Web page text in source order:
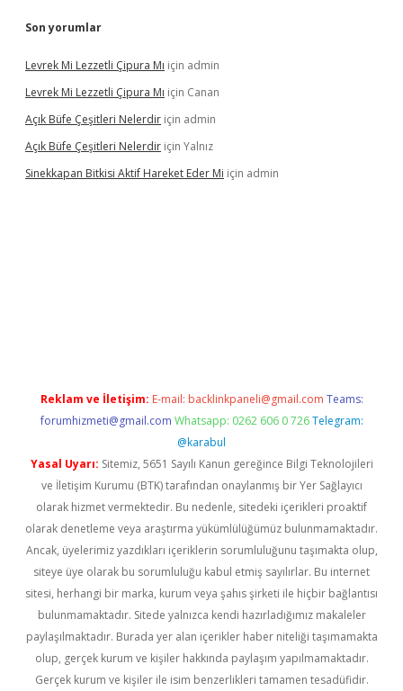
Son yorumlar
Levrek Mi Lezzetli Çipura Mı için admin
Levrek Mi Lezzetli Çipura Mı için Canan
Açık Büfe Çeşitleri Nelerdir için admin
Açık Büfe Çeşitleri Nelerdir için Yalnız
Sinekkapan Bitkisi Aktif Hareket Eder Mi için admin
Reklam ve İletişim: E-mail: backlinkpaneli@gmail.com Teams:
forumhizmeti@gmail.com Whatsapp: 0262 606 0 726 Telegram:
@karabul
Yasal Uyarı: Sitemiz, 5651 Sayılı Kanun gereğince Bilgi Teknolojileri
ve İletişim Kurumu (BTK) tarafından onaylanmış bir Yer Sağlayıcı
olarak hizmet vermektedir. Bu nedenle, sitedeki içerikleri proaktif
olarak denetleme veya araştırma yükümlülüğümüz bulunmamaktadır.
Ancak, üyelerimiz yazdıkları içeriklerin sorumluluğunu taşımakta olup,
siteye üye olarak bu sorumluluğu kabul etmiş sayılırlar. Bu internet
sitesi, herhangi bir marka, kurum veya şahıs şirketi ile hiçbir bağlantısı
bulunmamaktadır. Sitede yalnızca kendi hazırladığımız makaleler
paylaşılmaktadır. Burada yer alan içerikler haber niteliği taşımamakta
olup, gerçek kurum ve kişiler hakkında paylaşım yapılmamaktadır.
Gerçek kurum ve kişiler ile isim benzerlikleri tamamen tesadüfidir.